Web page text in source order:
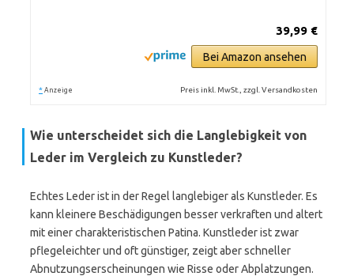
39,99 €
Bei Amazon ansehen
* Anzeige Preis inkl. MwSt., zzgl. Versandkosten
Wie unterscheidet sich die Langlebigkeit von
Leder im Vergleich zu Kunstleder?
Echtes Leder ist in der Regel langlebiger als Kunstleder. Es
kann kleinere Beschädigungen besser verkraften und altert
mit einer charakteristischen Patina. Kunstleder ist zwar
pflegeleichter und oft günstiger, zeigt aber schneller
Abnutzungserscheinungen wie Risse oder Abplatzungen.